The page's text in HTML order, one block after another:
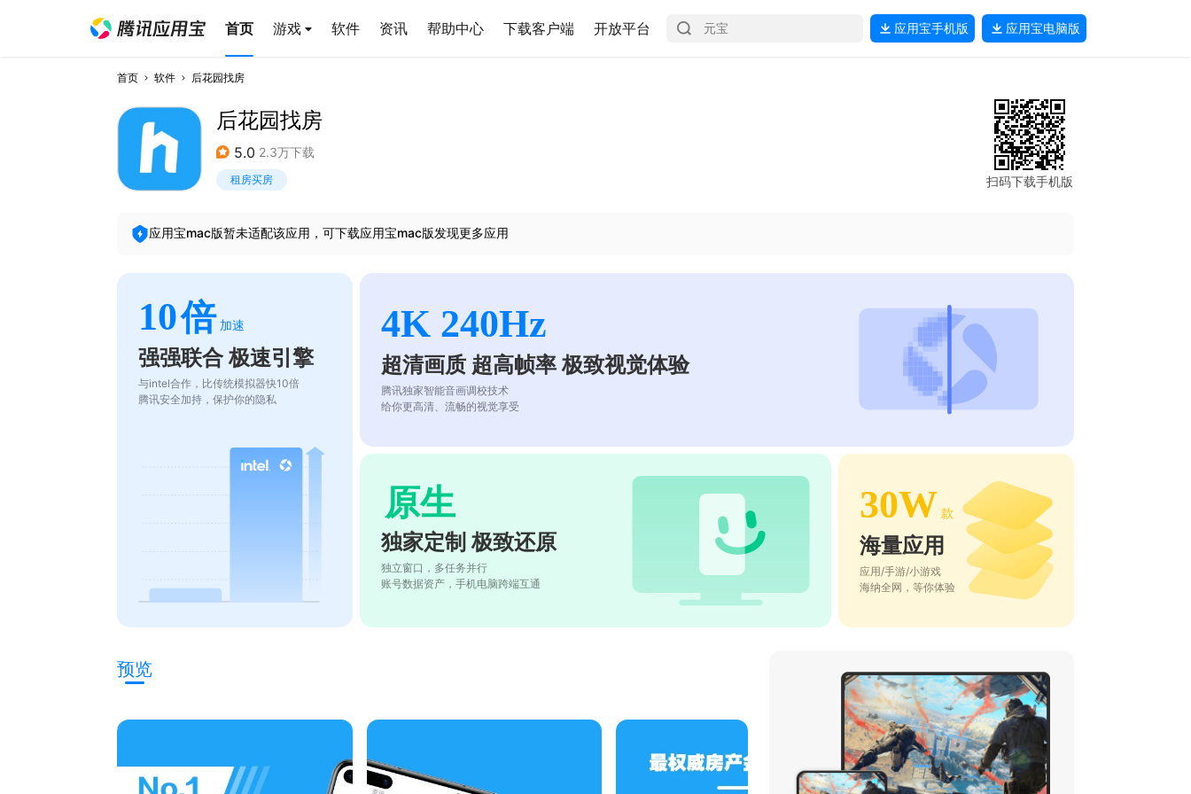
首页 游戏 软件 资讯 帮助中心 下载客户端 开放平台 应用宝手机版 应用宝电脑版
首页 软件 后花园找房
后花园找房
5.0 2.3万下载
租房买房 扫码下载手机版
应用宝mac版暂未适配该应用，可下载应用宝mac版发现更多应用
10倍 加速
强强联合 极速引擎
与intel合作，比传统模拟器快10倍
腾讯安全加持，保护你的隐私
4K 240Hz
超清画质 超高帧率 极致视觉体验
腾讯独家智能音画调校技术
给你更高清、流畅的视觉享受
原生
独家定制 极致还原
独立窗口，多任务并行
账号数据资产，手机电脑跨端互通
30W 款
海量应用
应用/手游/小游戏
海纳全网，等你体验
预览